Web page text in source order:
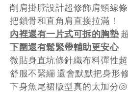
削肩掛脖設計超修飾肩頸線條
把鎖骨和直角肩直接拉滿！
內裡還有一片式可拆的胸墊
下圍還有鬆緊帶輔助更安心
微貼身直坑條針織布料彈性超
舒服不緊繃 還會默默把身形
下身魚尾裙版型真的太加分🐚